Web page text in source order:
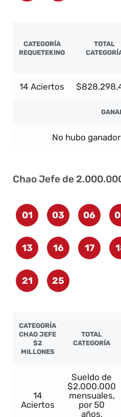
CATEGORÍA
REQUETEKINO
TOTAL
14 Aciertos
No hubo
Chao Jefe de
01 03 06
13 16 17
21 25
CATEGORÍA
CHAO JEFE
$2
MILLONES
TOTAL
CATEGORÍA
14
Aciertos
Sueldo de
$2.000.000
mensuales,
por 50
años,